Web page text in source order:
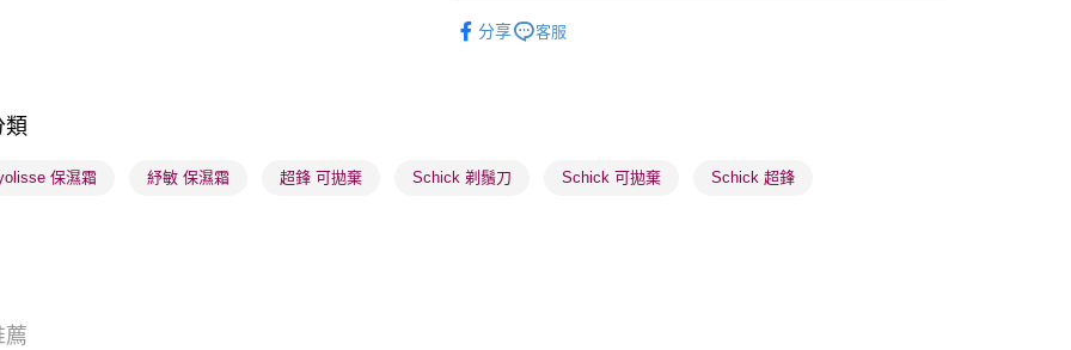
順豐站及營業點 - 確認發貨後1-3個工作天送達
分享 客服
類
保濕霜 紓敏 保濕霜 超鋒 可拋棄 Schick 剃鬚刀 Schick 可拋棄 Schick 超鋒
薦